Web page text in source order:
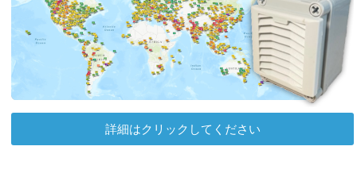
詳細はクリックしてください